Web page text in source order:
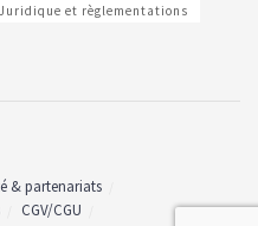
Juridique et règlementations
& partenariats
CGV/CGU